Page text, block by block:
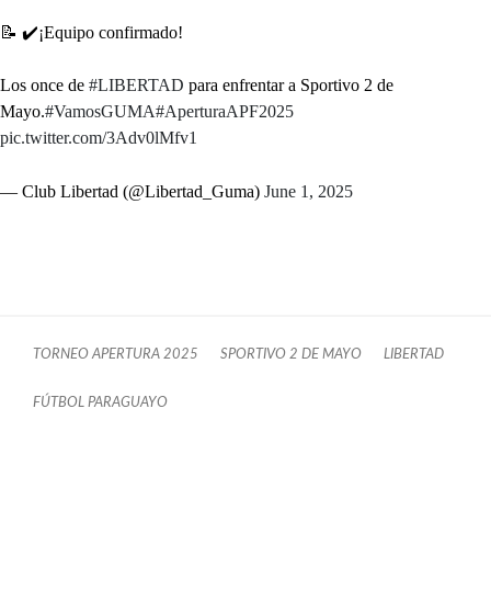
📝 ✔️¡Equipo confirmado!
Los once de #LIBERTAD para enfrentar a Sportivo 2 de
Mayo.#VamosGUMA#AperturaAPF2025
pic.twitter.com/3Adv0lMfv1
— Club Libertad (@Libertad_Guma) June 1, 2025
TORNEO APERTURA 2025 SPORTIVO 2 DE MAYO LIBERTAD
FÚTBOL PARAGUAYO